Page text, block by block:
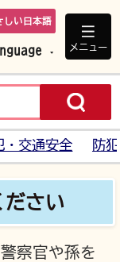
下妻市ホームペ
しい日本語
メニュー
・交通安全 防
ださい
察官や孫を